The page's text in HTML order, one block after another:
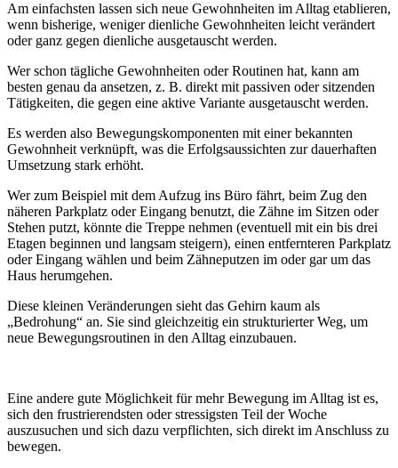
Am einfachsten lassen sich neue Gewohnheiten im Alltag etablieren,
wenn bisherige, weniger dienliche Gewohnheiten leicht verändert
oder ganz gegen dienliche ausgetauscht werden.
Wer schon tägliche Gewohnheiten oder Routinen hat, kann am
besten genau da ansetzen, z. B. direkt mit passiven oder sitzenden
Tätigkeiten, die gegen eine aktive Variante ausgetauscht werden.
Es werden also Bewegungskomponenten mit einer bekannten
Gewohnheit verknüpft, was die Erfolgsaussichten zur dauerhaften
Umsetzung stark erhöht.
Wer zum Beispiel mit dem Aufzug ins Büro fährt, beim Zug den
näheren Parkplatz oder Eingang benutzt, die Zähne im Sitzen oder
Stehen putzt, könnte die Treppe nehmen (eventuell mit ein bis drei
Etagen beginnen und langsam steigern), einen entfernteren Parkplatz
oder Eingang wählen und beim Zähneputzen im oder gar um das
Haus herumgehen.
Diese kleinen Veränderungen sieht das Gehirn kaum als
„Bedrohung“ an. Sie sind gleichzeitig ein strukturierter Weg, um
neue Bewegungsroutinen in den Alltag einzubauen.
Eine andere gute Möglichkeit für mehr Bewegung im Alltag ist es,
sich den frustrierendsten oder stressigsten Teil der Woche
auszusuchen und sich dazu verpflichten, sich direkt im Anschluss zu
bewegen.